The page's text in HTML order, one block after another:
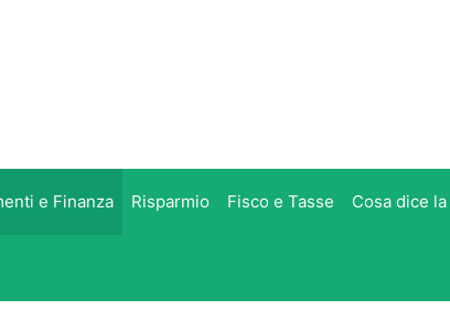
e Finanza Risparmio Fisco e Tasse Cosa dice